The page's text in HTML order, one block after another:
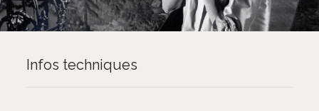
Infos techniques